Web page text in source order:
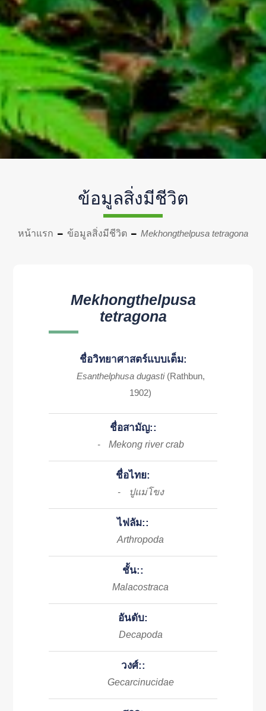
ข้อมูลสิ่งมีชีวิต
หน้าแรก ข้อมูลสิ่งมีชีวิต Mekhongthelpusa tetragona
Mekhongthelpusa
tetragona
ชื่อวิทยาศาสตร์แบบเต็ม:
Esanthelphusa dugasti (Rathbun,
1902)
ชื่อสามัญ::
- Mekong river crab
ชื่อไทย:
- ปูแม่โขง
ไฟลัม::
Arthropoda
ชั้น::
Malacostraca
อันดับ:
Decapoda
วงศ์::
Gecarcinucidae